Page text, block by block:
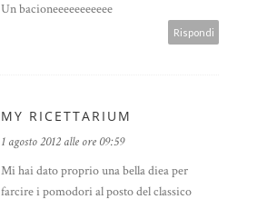
Un bacioneeeeeeeeeee
Rispondi
MY RICETTARIUM
1 agosto 2012 alle ore 09:59
Mi hai dato proprio una bella diea per
farcire i pomodori al posto del classico